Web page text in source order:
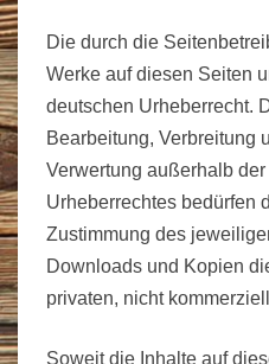
Die durch die
Werke auf diesen Seiten
deutschen Urheberrecht.
Bearbeitung, Verbreitung
Verwertung außerhalb
Urheberrechtes bedürfen
Zustimmung des
Downloads und Kopien
privaten, nicht
Soweit die Inhalte auf